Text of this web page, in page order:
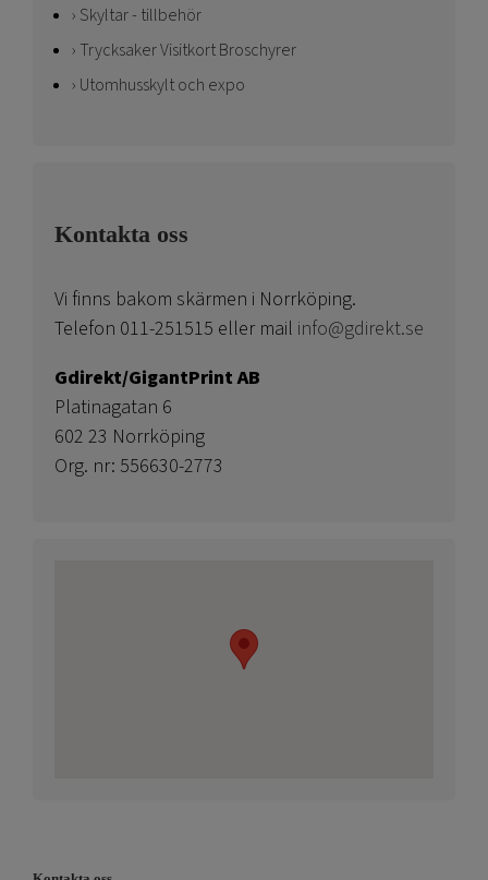
Skyltar - tillbehör
Trycksaker Visitkort Broschyrer
Utomhusskylt och expo
Kontakta oss
Vi finns bakom skärmen i Norrköping.
Telefon 011-251515 eller mail info@gdirekt.se
Gdirekt/GigantPrint AB
Platinagatan 6
602 23 Norrköping
Org. nr: 556630-2773